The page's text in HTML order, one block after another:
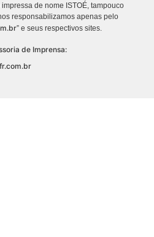
de nome ISTOÉ, tampouco
responsabilizamos apenas pelo
” e seus respectivos sites.
de Imprensa: